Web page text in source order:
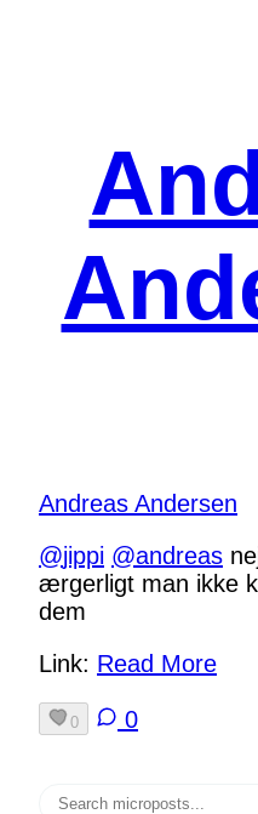
Andreas Andersen
@jippi @andreas
ærgerligt man ikke
dem
Link: Read More
0 0